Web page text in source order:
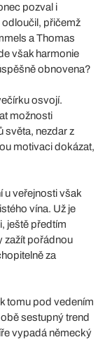
pozval i
přičemž
a Thomas
však harmonie
obnovena?
osvojí.
možnosti
světa, nezdar z
motivaci dokázat,
u veřejnosti však
vína. Už je
ještě předtím
zažít pořádnou
za
tomu pod vedením
sestupný trend
vypadá německý